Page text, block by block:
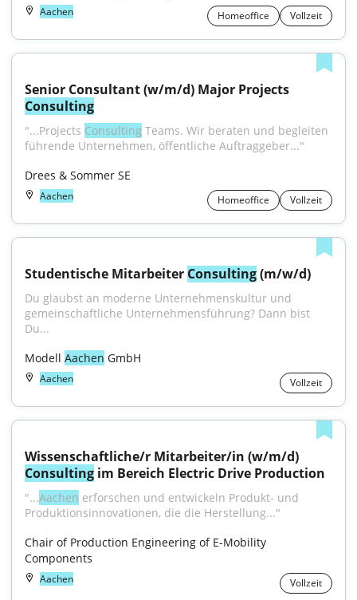
Aachen Homeoffice Vollzeit
Consulting
"...Projects Consulting Teams. Wir beraten und begleiten
führende Unternehmen, öffentliche Auftraggeber..."
Drees & Sommer SE
Aachen Homeoffice Vollzeit
Studentische Mitarbeiter Consulting (m/w/d)
Du glaubst an moderne Unternehmenskultur und
gemeinschaftliche Unternehmensführung? Dann bist
Du...
Modell Aachen GmbH
Aachen Vollzeit
Consulting im Bereich Electric Drive Production
"...Aachen erforschen und entwickeln Produkt- und
Produktionsinnovationen, die die Herstellung..."
Chair of Production Engineering of E-Mobility
Components
Aachen Vollzeit